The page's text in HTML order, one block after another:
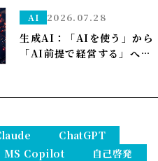
AIの雇用喪失リスクに警鐘
AI 2026.07.28
生成AI：「AIを使う」から
「AI前提で経営する」へ——
ル企業も現実に
ChatGPT
MS Copilot
自己啓発